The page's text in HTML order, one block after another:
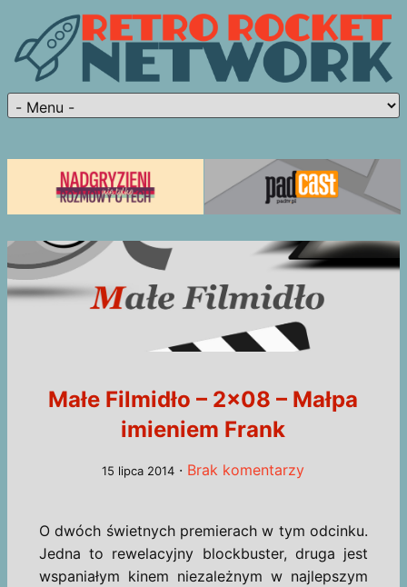
Małe Filmidło – 2×08 – Małpa
imieniem Frank
15 lipca 2014 · Brak komentarzy
O dwóch świetnych premierach w tym odcinku.
Jedna to rewelacyjny blockbuster, druga jest
wspaniałym kinem niezależnym w najlepszym